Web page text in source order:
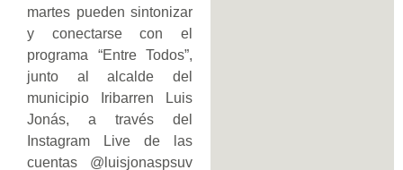
martes pueden sintonizar
y conectarse con el
programa “Entre Todos”,
junto al alcalde del
municipio Iribarren Luis
Jonás, a través del
Instagram Live de las
cuentas @luisjonaspsuv